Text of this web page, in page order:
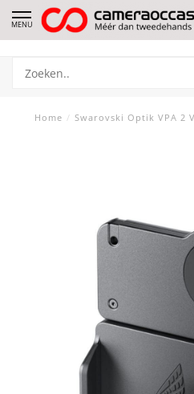
MENU
Home / Swarovski Optik VPA 2